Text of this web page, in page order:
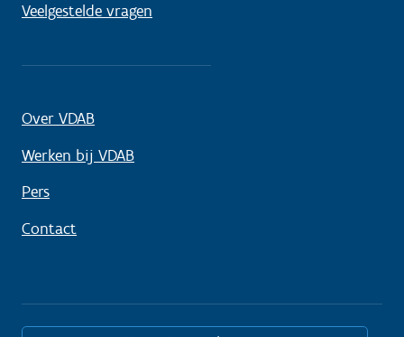
Veelgestelde vragen
Over VDAB
Werken bij VDAB
Pers
Contact